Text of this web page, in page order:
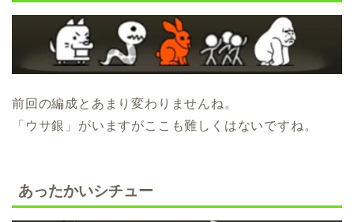
前回の編成とあまり変わりませんね。
「ウサ銀」がいますがここも難しくはないですね。
あったかいシチュー